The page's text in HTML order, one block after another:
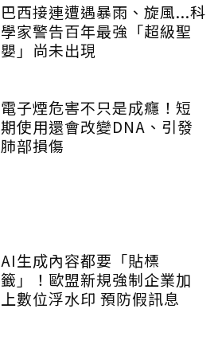
巴西接連遭遇暴雨、旋風...科
學家警告百年最強「超級聖
嬰」尚未出現
電子煙危害不只是成癮！短
期使用還會改變DNA、引發
肺部損傷
AI生成內容都要「貼標
籤」！歐盟新規強制企業加
上數位浮水印 預防假訊息